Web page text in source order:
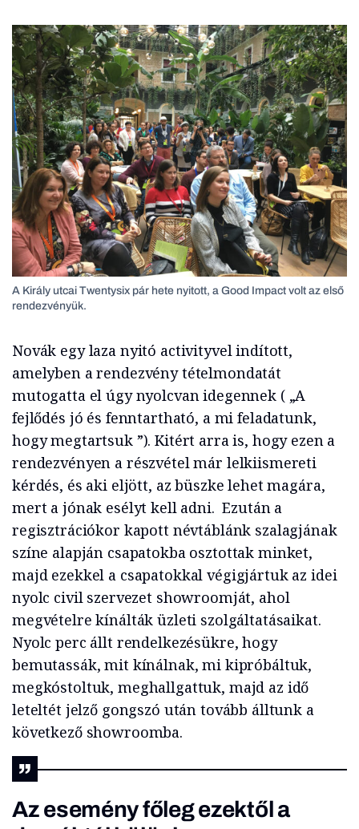
A Király utcai Twentysix pár hete nyitott, a Good Impact volt az első
rendezvényük.
Novák egy laza nyitó activityvel indított,
amelyben a rendezvény tételmondatát
mutogatta el úgy nyolcvan idegennek ( „A
fejlődés jó és fenntartható, a mi feladatunk,
hogy megtartsuk ”). Kitért arra is, hogy ezen a
rendezvényen a részvétel már lelkiismereti
kérdés, és aki eljött, az büszke lehet magára,
mert a jónak esélyt kell adni. Ezután a
regisztrációkor kapott névtáblánk szalagjának
színe alapján csapatokba osztottak minket,
majd ezekkel a csapatokkal végigjártuk az idei
nyolc civil szervezet showroomját, ahol
megvételre kínálták üzleti szolgáltatásaikat.
Nyolc perc állt rendelkezésükre, hogy
bemutassák, mit kínálnak, mi kipróbáltuk,
megkóstoltuk, meghallgattuk, majd az idő
leteltét jelző gongszó után tovább álltunk a
következő showroomba.
Az esemény főleg ezektől a